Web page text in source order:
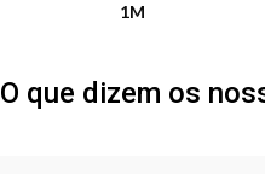
1M
O que dizem os